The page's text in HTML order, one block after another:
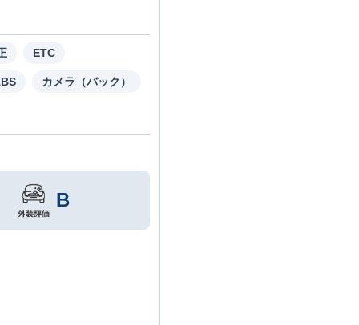
ETC
カメラ（バック）
B